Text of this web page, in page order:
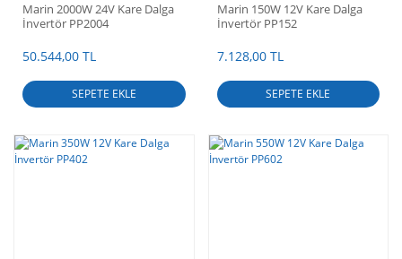
Marin 2000W 24V Kare Dalga
İnvertör PP2004
50.544,00 TL
SEPETE EKLE
Marin 150W 12V Kare Dalga
İnvertör PP152
7.128,00 TL
SEPETE EKLE